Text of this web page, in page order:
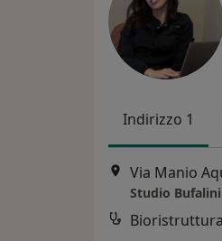
Indirizzo 1
Via Manio
Studio Bufalini